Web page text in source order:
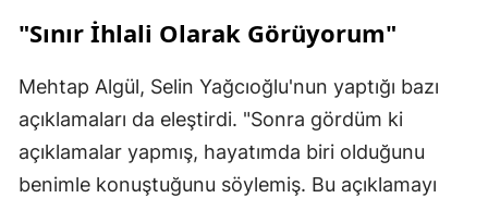
"Sınır İhlali Olarak Görüyorum"
Mehtap Algül, Selin Yağcıoğlu'nun yaptığı bazı
açıklamaları da eleştirdi. "Sonra gördüm ki
açıklamalar yapmış, hayatımda biri olduğunu
benimle konuştuğunu söylemiş. Bu açıklamayı